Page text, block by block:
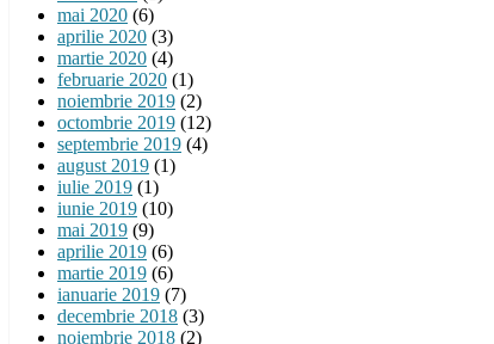
mai 2020 (6)
aprilie 2020 (3)
martie 2020 (4)
februarie 2020 (1)
noiembrie 2019 (2)
octombrie 2019 (12)
septembrie 2019 (4)
august 2019 (1)
iulie 2019 (1)
iunie 2019 (10)
mai 2019 (9)
aprilie 2019 (6)
martie 2019 (6)
ianuarie 2019 (7)
decembrie 2018 (3)
noiembrie 2018 (2)